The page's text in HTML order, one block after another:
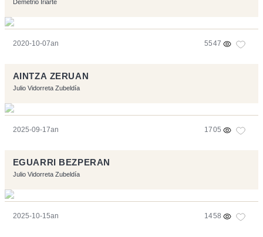
Demetrio Iriarte
2020-10-07an 5547
AINTZA ZERUAN
Julio Vidorreta Zubeldía
2025-09-17an 1705
EGUARRI BEZPERAN
Julio Vidorreta Zubeldía
2025-10-15an 1458